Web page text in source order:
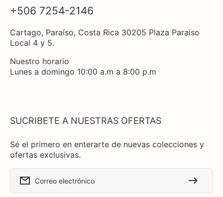
+506 7254-2146
Cartago, Paraíso, Costa Rica 30205 Plaza Paraíso
Local 4 y 5.
Nuestro horario
Lunes a domingo 10:00 a.m a 8:00 p.m
SUCRIBETE A NUESTRAS OFERTAS
Sé el primero en enterarte de nuevas colecciones y
ofertas exclusivas.
Correo electrónico